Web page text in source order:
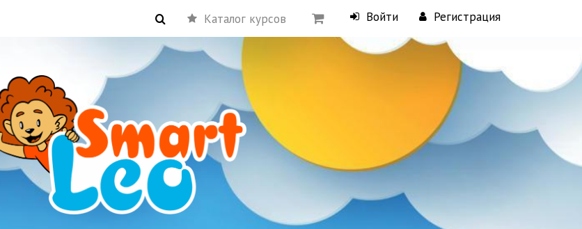
Каталог курсов Войти Регистрация